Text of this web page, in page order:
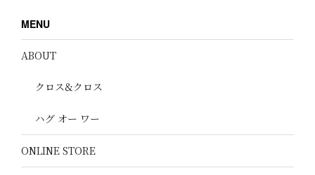
MENU
ABOUT
クロス&クロス
ハグ オー ワー
ONLINE STORE